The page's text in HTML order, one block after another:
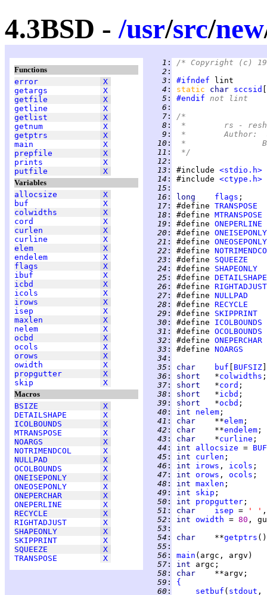
4.3BSD -/usr/src/new
Functions
error
X
getargs
X
getfile
X
getline
X
getlist
X
getnum
X
getptrs
X
main
X
prepfile
X
prints
X
putfile
X
Variables
allocsize
X
buf
X
colwidths
X
cord
X
curlen
X
curline
X
elem
X
endelem
X
flags
X
ibuf
X
icbd
X
icols
X
irows
X
isep
X
maxlen
X
nelem
X
ocbd
X
ocols
X
orows
X
owidth
X
propgutter
X
skip
X
Macros
BSIZE
X
DETAILSHAPE
X
ICOLBOUNDS
X
MTRANSPOSE
X
NOARGS
X
NOTRIMENDCOL
X
NULLPAD
X
OCOLBOUNDS
X
ONEISEPONLY
X
ONEOSEPONLY
X
ONEPERCHAR
X
ONEPERLINE
X
RECYCLE
X
RIGHTADJUST
X
SHAPEONLY
X
SKIPPRINT
X
SQUEEZE
X
TRANSPOSE
X
   1
:
/* Copyright (c)
   2
:
   3
: #ifndef
   4
: static char sccsid
   5
: #endif not lint
   6
:
   7
:
/*
   8
:
*	rs -
   9
:
*
  10
:
  11
:
*/
  12
:
  13
: #include <stdio.h>
  14
: #include <ctype.h>
  15
:
  16
: long flags
  17
: #define TRANSPOSE
  18
: #define MTRANSPOSE
  19
: #define ONEPERLINE
  20
: #define ONEISEPONLY
  21
: #define ONEOSEPONLY
  22
: #define
  23
: #define SQUEEZE
  24
: #define SHAPEONLY
  25
: #define DETAILSHAPE
  26
: #define RIGHTADJUST
  27
: #define NULLPAD
  28
: #define RECYCLE
  29
: #define SKIPPRINT
  30
: #define ICOLBOUNDS
  31
: #define OCOLBOUNDS
  32
: #define ONEPERCHAR
  33
: #define NOARGS
  34
:
  35
: char buf
BUFSIZ
  36
: short *colwidths
  37
: short *cord
  38
: short *icbd
  39
: short *ocbd
  40
: int nelem
  41
: char **elem
  42
: char **endelem
  43
: char *curline
  44
: int allocsize =
  45
: int curlen
  46
: int irows , icols
  47
: int orows , ocols
  48
: int maxlen
  49
: int skip
  50
: int propgutter
  51
: char isep = ' '
  52
: int owidth = 80 ,
  53
:
  54
: char **getptrs
  55
:
  56
: main
  57
: int
  58
: char
  59
:
{
  60
: setbuf ( stdout ,